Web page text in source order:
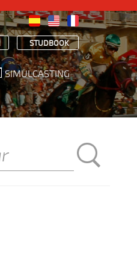
STUDBOOK
SIMULCASTING